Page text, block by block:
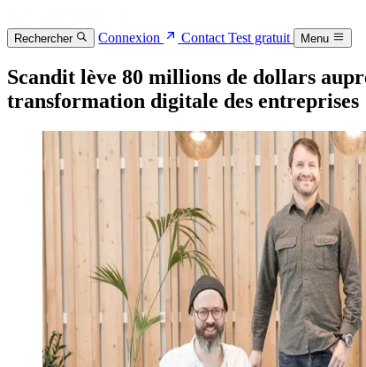
Rechercher Connexion ContactTest gratuit Menu
Scandit lève 80 millions de dollars
transformation digitale des entreprises